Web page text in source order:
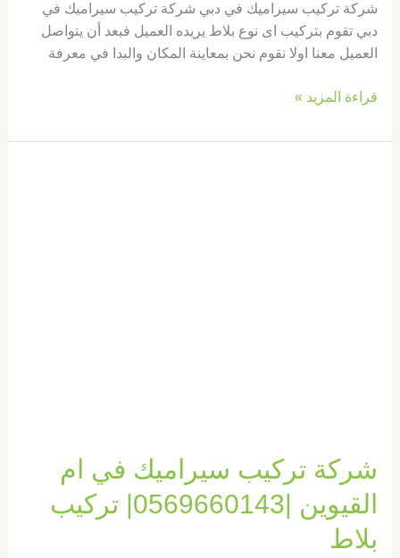
شركة تركيب سيراميك في دبي شركة تركيب سيراميك في
دبي تقوم بتركيب اى نوع بلاط يريده العميل فبعد أن يتواصل
العميل معنا اولا نقوم نحن بمعاينة المكان والبدا في معرفة
قراءة المزيد »
شركة تركيب سيراميك في ام
القيوين |0569660143| تركيب
بلاط